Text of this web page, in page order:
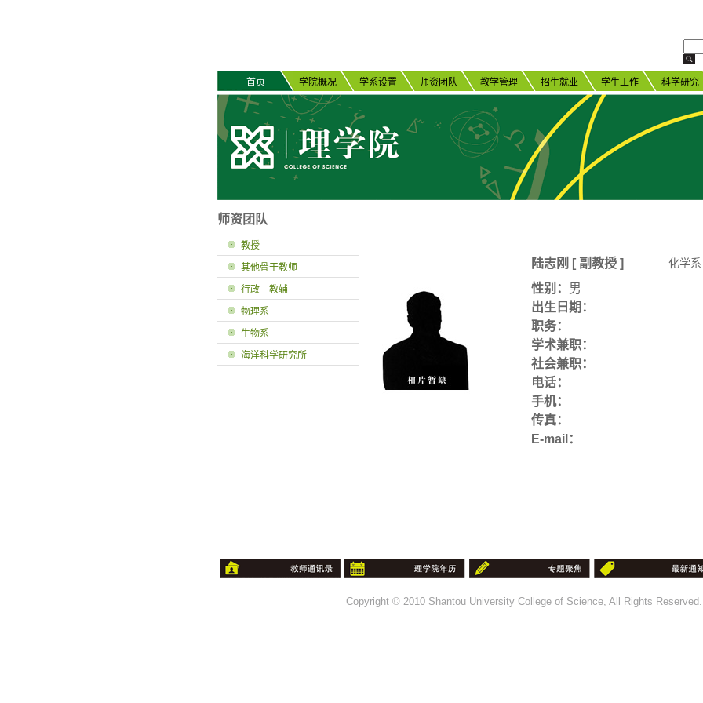
首页 学院概况 学系设置 师资团队 教学管理 招生就业 学生工作 科学研究
师资团队
教授
其他骨干教师
行政—教辅
物理系
生物系
海洋科学研究所
陆志刚 [ 副教授 ] 化学系
性别： 男
出生日期：
职务：
学术兼职：
社会兼职：
电话：
手机：
传真：
E-mail：
Copyright © 2010 Shantou University College of Science, All Rights